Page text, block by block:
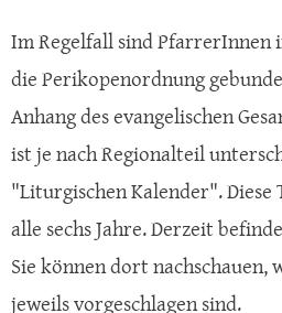
Im Regelfall sind PfarrerInnen
die Perikopenordnung
Anhang des evangelischen
ist je nach Regionalteil
"Liturgischen Kalender".
alle sechs Jahre. Derzeit
Sie können dort nachschauen,
jeweils vorgeschlagen sind.